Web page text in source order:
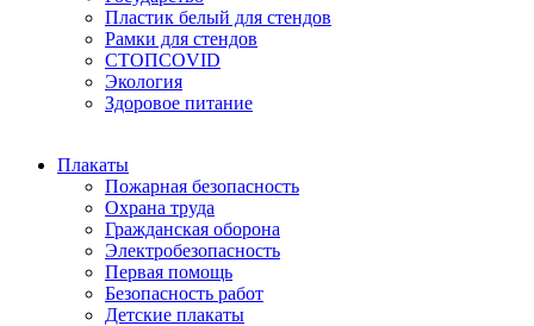
Пластик белый для стендов
Рамки для стендов
СТОПCOVID
Экология
Здоровое питание
Плакаты
Пожарная безопасность
Охрана труда
Гражданская оборона
Электробезопасность
Первая помощь
Безопасность работ
Детские плакаты